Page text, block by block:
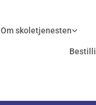
Om skoletjenesten